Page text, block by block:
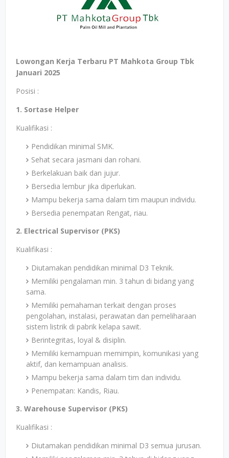
Lowongan Kerja Terbaru PT Mahkota Group Tbk
Januari 2025
Posisi :
1. Sortase Helper
Kualifikasi :
Pendidikan minimal SMK.
Sehat secara jasmani dan rohani.
Berkelakuan baik dan jujur.
Bersedia lembur jika diperlukan.
Mampu bekerja sama dalam tim maupun individu.
Bersedia penempatan Rengat, riau.
2. Electrical Supervisor (PKS)
Kualifikasi :
Diutamakan pendidikan minimal D3 Teknik.
Memiliki pengalaman min. 3 tahun di bidang yang
sama.
Memiliki pemahaman terkait dengan proses
pengolahan, instalasi, perawatan dan pemeliharaan
sistem listrik di pabrik kelapa sawit.
Berintegritas, loyal & disiplin.
Memiliki kemampuan memimpin, komunikasi yang
aktif, dan kemampuan analisis.
Mampu bekerja sama dalam tim dan individu.
Penempatan: Kandis, Riau.
3. Warehouse Supervisor (PKS)
Kualifikasi :
Diutamakan pendidikan minimal D3 semua jurusan.